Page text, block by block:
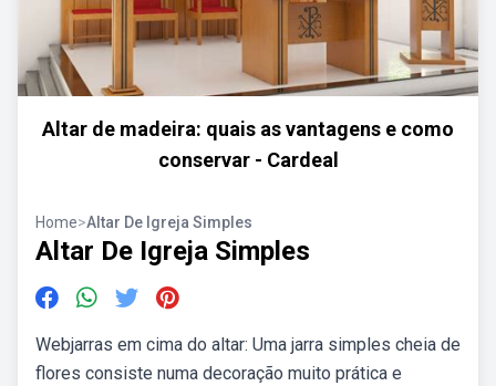
Altar de madeira: quais as vantagens e como
conservar - Cardeal
Home>Altar De Igreja Simples
Altar De Igreja Simples
Webjarras em cima do altar: Uma jarra simples cheia de
flores consiste numa decoração muito prática e